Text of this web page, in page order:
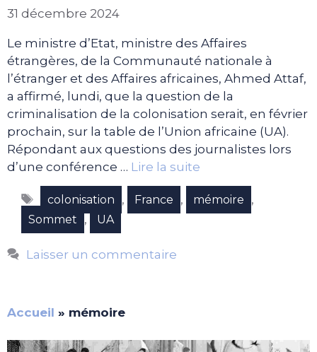
31 décembre 2024
Le ministre d’Etat, ministre des Affaires
étrangères, de la Communauté nationale à
l’étranger et des Affaires africaines, Ahmed Attaf,
a affirmé, lundi, que la question de la
criminalisation de la colonisation serait, en février
prochain, sur la table de l’Union africaine (UA).
Répondant aux questions des journalistes lors
d’une conférence … Lire la suite
Étiquettes
colonisation , France , mémoire ,
Sommet , UA
Laisser un commentaire
Accueil » mémoire